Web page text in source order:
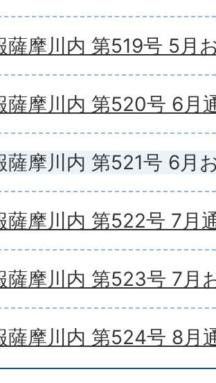
薩摩川内 第519号 5月
薩摩川内 第520号 6月
薩摩川内 第521号 6月
薩摩川内 第522号 7月
薩摩川内 第523号 7月
薩摩川内 第524号 8月